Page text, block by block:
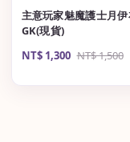
主意玩家魅魔護士月
GK(現貨)
Sale
NT$ 1,300 Regular
NT$ 1,500